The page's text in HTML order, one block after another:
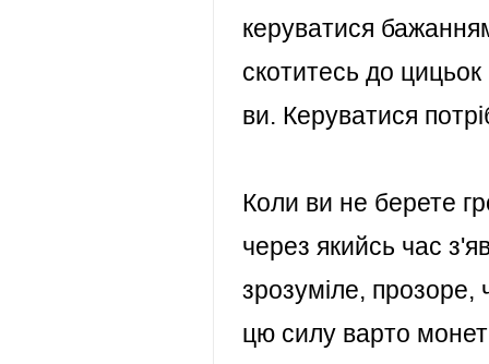
керуватися
скотитесь до
ви. Керуватися
Коли ви не берете
через якийсь час
зрозуміле,
цю силу варто